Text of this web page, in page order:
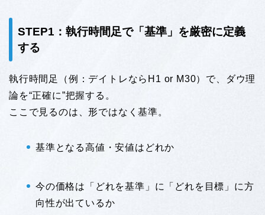
STEP1：執行時間足で「基準」を厳密に定義
する
執行時間足（例：デイトレならH1 or M30）で、ダウ理
論を“正確に”把握する。
ここで見るのは、形ではなく基準。
基準となる高値・安値はどれか
今の価格は「どれを基準」に「どれを目標」に方
向性が出ているか